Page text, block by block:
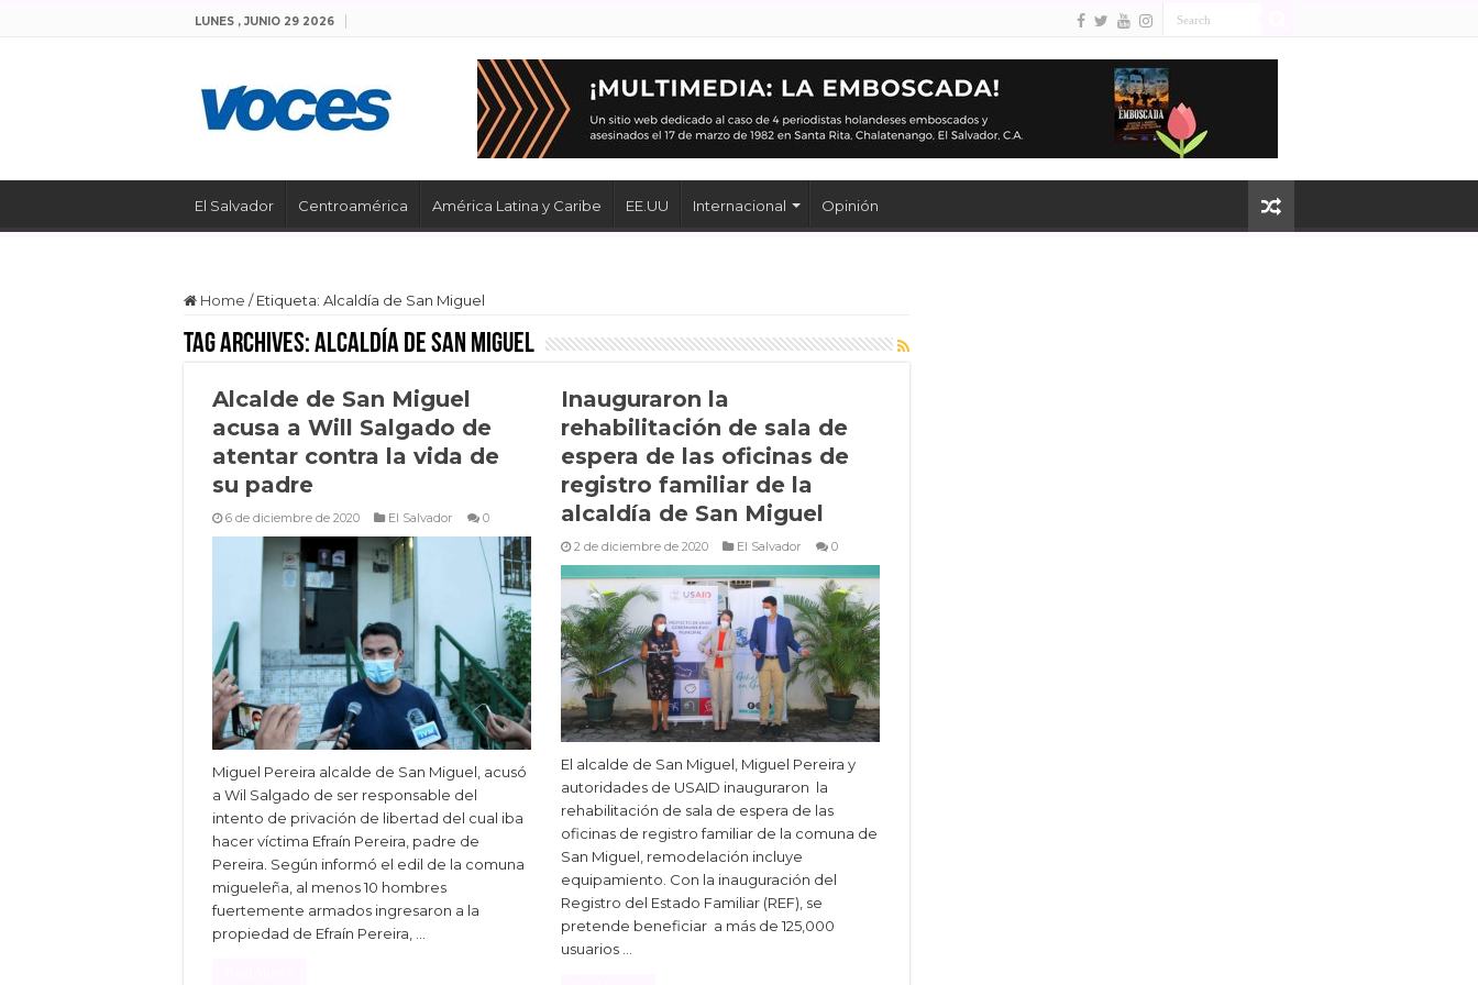
LUNES , JUNIO 29 2026
El Salvador Centroamérica América Latina y Caribe EE.UU Internacional Opinión
Home / Etiqueta: Alcaldía de San Miguel
Tag Archives:Alcaldía de San Miguel
Alcalde de San Miguel
acusa a Will Salgado de
atentar contra la vida de
su padre
6 de diciembre de 2020 El Salvador 0
Miguel Pereira alcalde de San Miguel, acusó
a Wil Salgado de ser responsable del
intento de privación de libertad del cual iba
hacer víctima Efraín Pereira, padre de
Pereira. Según informó el edil de la comuna
migueleña, al menos 10 hombres
fuertemente armados ingresaron a la
propiedad de Efraín Pereira, …
Inauguraron la
rehabilitación de sala de
espera de las oficinas de
registro familiar de la
alcaldía de San Miguel
2 de diciembre de 2020 El Salvador 0
El alcalde de San Miguel, Miguel Pereira y
autoridades de USAID inauguraron la
rehabilitación de sala de espera de las
oficinas de registro familiar de la comuna de
San Miguel, remodelación incluye
equipamiento. Con la inauguración del
Registro del Estado Familiar (REF), se
pretende beneficiar a más de 125,000
usuarios …